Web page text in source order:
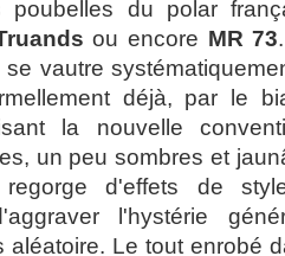
du polar
ou encore MR 73
se vautre
déjà, par le
la nouvelle
un peu sombres et
d'effets de
l'hystérie
aléatoire. Le tout enrobé